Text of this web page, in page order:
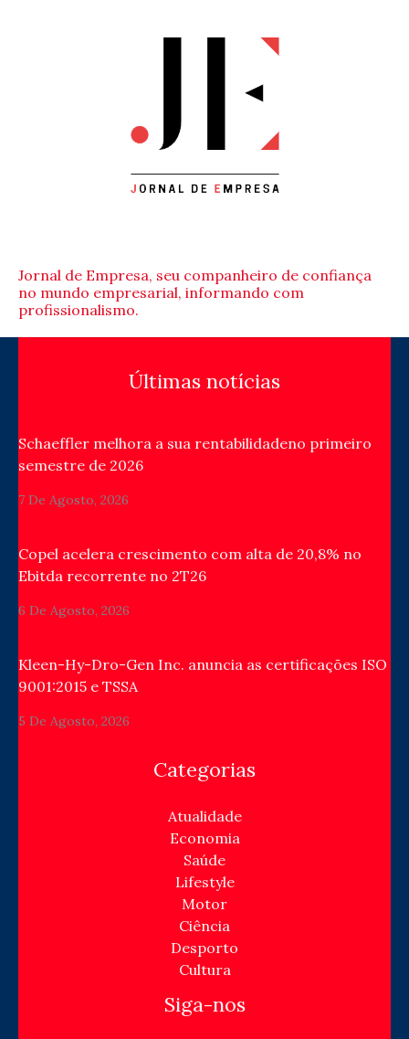
Jornal de Empresa, seu companheiro de confiança
no mundo empresarial, informando com
profissionalismo.
Últimas notícias
Schaeffler melhora a sua rentabilidadeno primeiro
semestre de 2026
7 De Agosto, 2026
Copel acelera crescimento com alta de 20,8% no
Ebitda recorrente no 2T26
6 De Agosto, 2026
Kleen-Hy-Dro-Gen Inc. anuncia as certificações ISO
9001:2015 e TSSA
5 De Agosto, 2026
Categorias
Atualidade
Economia
Saúde
Lifestyle
Motor
Ciência
Desporto
Cultura
Siga-nos